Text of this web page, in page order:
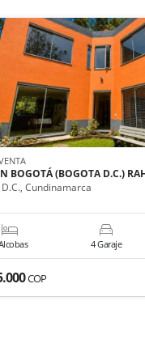
BOGOTÁ (BOGOTA D.C.)
Cundinamarca
4 Garaje
COP